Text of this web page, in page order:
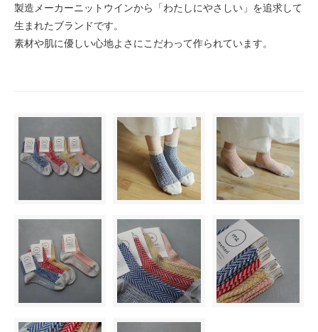
製造メーカーニットウインから「わたしにやさしい」を追求して
生まれたブランドです。
素材や肌に優しい心地よさにこだわって作られています。